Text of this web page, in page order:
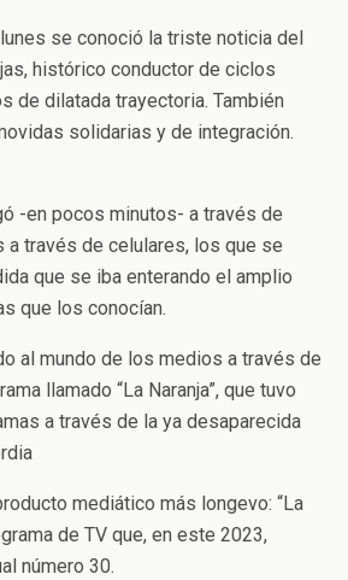
se conoció la triste noticia del
histórico conductor de ciclos
de dilatada trayectoria. También
solidarias y de integración.
-en pocos minutos- a través de
través de celulares, los que se
que se iba enterando el amplio
que los conocían.
al mundo de los medios a través de
llamado “La Naranja”, que tuvo
a través de la ya desaparecida
mediático más longevo: “La
de TV que, en este 2023,
número 30.